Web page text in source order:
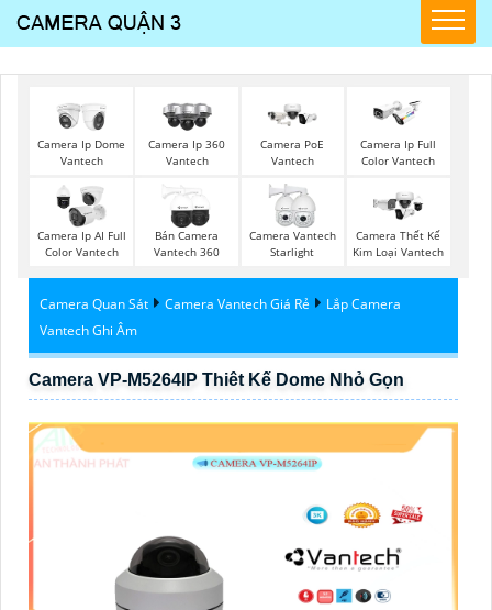
Camera Ip Dome
Vantech
Camera Ip 360
Vantech
Camera PoE
Vantech
Camera Ip Full
Color Vantech
Camera Ip AI Full
Color Vantech
Bán Camera
Vantech 360
Camera Vantech
Starlight
Camera Thết Kế
Kim Loại Vantech
Camera Quan Sát Camera Vantech Giá Rẻ
Lắp Camera
Vantech Ghi Âm
Camera VP-M5264IP Thiêt Kế Dome Nhỏ Gọn